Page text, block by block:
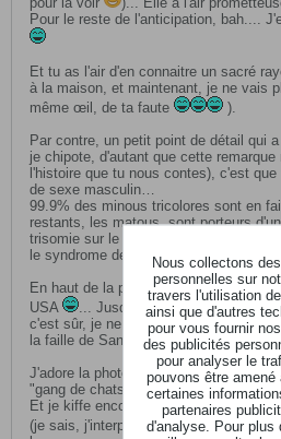
Pour le reste de l'anticipation, bah....
Et tu as l'air d'en connaitre un sacré
à la maison, et maintenant, je ne vais
même œil, de ta faute
).
Par contre, un petit point de détail qui
je chipote, d'autant que cette remarque
l'histoire que tu nous contes), c'est
de sexe masculin…
99.9% des minous tricolores sont en
restants, les matous, sont porteurs
trisomie sur le chromosome sexuel
le syndrome de Klinefelter.
En haut de la page 17, tu situes la
USA
... Jusqu'en 2022, cet état se
c'est sûr, je ne sais pas si ce sera
la faille de San Andreas venait à se
J'adore la photo que tu as choisie à la
"gang de chats" lol
Et je kiffe encore plus la façon dont tu
(je sais, j'interprète tes propos
) tout
Nous collectons
personnelles sur
travers l'utilisation
ainsi que d'autres
pour vous fournir
des publicités
pour analyser le
pouvons être amené
certaines
partenaires
d'analyse. Pour plus